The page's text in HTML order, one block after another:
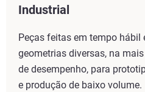
Industrial
Peças feitas em tempo hábil
geometrias diversas, na
de desempenho, para
e produção de baixo volume.